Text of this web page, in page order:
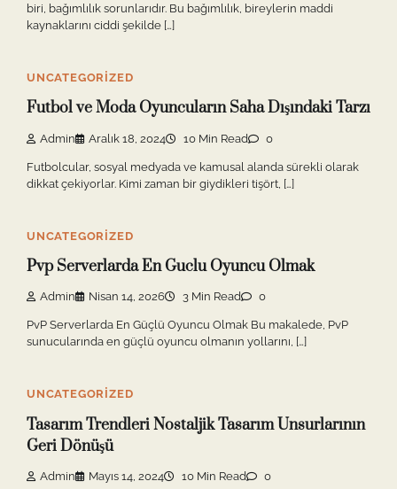
biri, bağımlılık sorunlarıdır. Bu bağımlılık, bireylerin maddi
kaynaklarını ciddi şekilde […]
UNCATEGORIZED
Futbol ve Moda Oyuncuların Saha Dışındaki Tarzı
Admin Aralık 18, 2024 10 Min Read 0
Futbolcular, sosyal medyada ve kamusal alanda sürekli olarak
dikkat çekiyorlar. Kimi zaman bir giydikleri tişört, […]
UNCATEGORIZED
Pvp Serverlarda En Guclu Oyuncu Olmak
Admin Nisan 14, 2026 3 Min Read 0
PvP Serverlarda En Güçlü Oyuncu Olmak Bu makalede, PvP
sunucularında en güçlü oyuncu olmanın yollarını, […]
UNCATEGORIZED
Tasarım Trendleri Nostaljik Tasarım Unsurlarının
Geri Dönüşü
Admin Mayıs 14, 2024 10 Min Read 0